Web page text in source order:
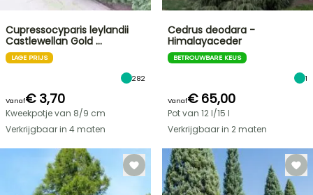
Cupressocyparis leylandii
Castlewellan Gold …
LAGE PRIJS
282
Vanaf€ 3,70
Kweekpotje van 8/9 cm
Verkrijgbaar in 4 maten
Cedrus deodara -
Himalayaceder
BETROUWBARE KEUS
1
Vanaf€ 65,00
Pot van 12 l/15 l
Verkrijgbaar in 2 maten